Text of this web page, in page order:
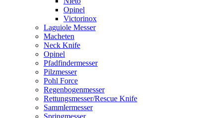
Opinel
Victorinox
Laguiole Messer
Macheten
Neck Knife
Opinel
Pfadfindermesser
Pilzmesser
Pohl Force
Regenbogenmesser
Rettungsmesser/Rescue Knife
Sammlermesser
Springmesser